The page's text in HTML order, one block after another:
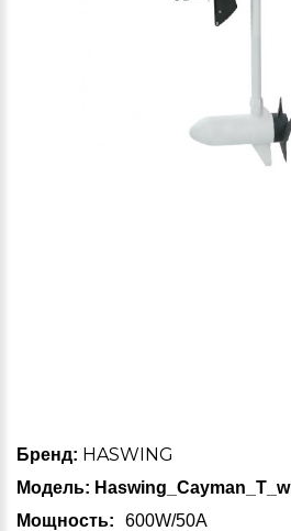
Бренд: HASWING
Модель:
Мощность
600W/50А